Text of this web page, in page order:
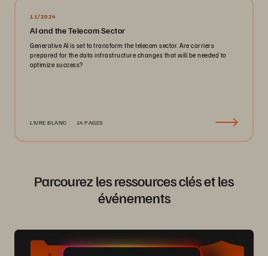
11/2024
AI and the Telecom Sector
Generative AI is set to transform the telecom sector. Are carriers
prepared for the data infrastructure changes that will be needed to
optimize success?
LIVRE BLANC 14 PAGES
Parcourez les ressources clés et les
événements